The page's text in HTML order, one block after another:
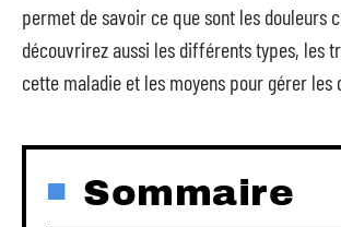
permet de savoir ce que sont les douleurs
découvrirez aussi les différents types, les
cette maladie et les moyens pour gérer les
Sommaire